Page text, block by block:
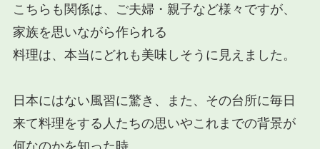
こちらも関係は、ご夫婦・親子など様々ですが、
家族を思いながら作られる
料理は、本当にどれも美味しそうに見えました。
日本にはない風習に驚き、また、その台所に毎日
来て料理をする人たちの思いやこれまでの背景が